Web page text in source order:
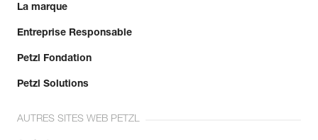
La marque
Entreprise Responsable
Petzl Fondation
Petzl Solutions
AUTRES SITES WEB PETZL